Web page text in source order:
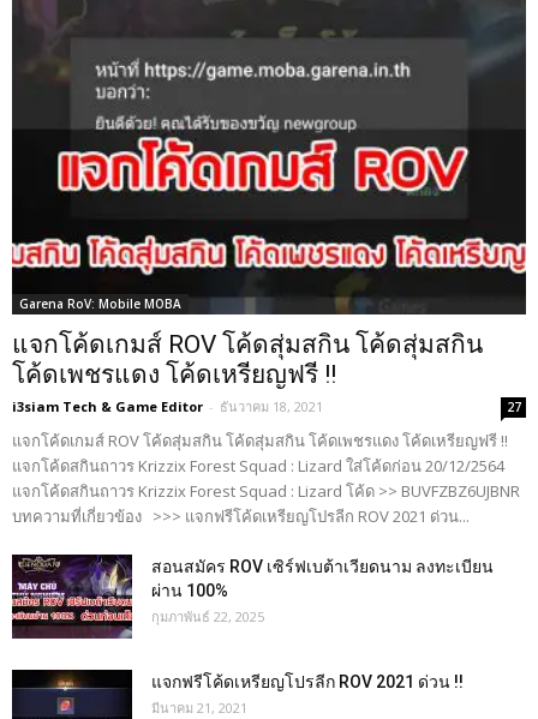
Garena RoV: Mobile MOBA
แจกโค้ดเกมส์ ROV โค้ดสุ่มสกิน โค้ดสุ่มสกิน
โค้ดเพชรแดง โค้ดเหรียญฟรี !!
i3siam Tech & Game Editor - ธันวาคม 18, 2021 27
แจกโค้ดเกมส์ ROV โค้ดสุ่มสกิน โค้ดสุ่มสกิน โค้ดเพชรแดง โค้ดเหรียญฟรี !!
แจกโค้ดสกินถาวร Krizzix Forest Squad : Lizard ใส่โค้ดก่อน 20/12/2564
แจกโค้ดสกินถาวร Krizzix Forest Squad : Lizard โค้ด >> BUVFZBZ6UJBNR
บทความที่เกี่ยวข้อง >>> แจกฟรีโค้ดเหรียญโปรลีก ROV 2021 ด่วน...
สอนสมัคร ROV เซิร์ฟเบต้าเวียดนาม ลงทะเบียน
ผ่าน 100%
กุมภาพันธ์ 22, 2025
แจกฟรีโค้ดเหรียญโปรลีก ROV 2021 ด่วน !!
มีนาคม 21, 2021